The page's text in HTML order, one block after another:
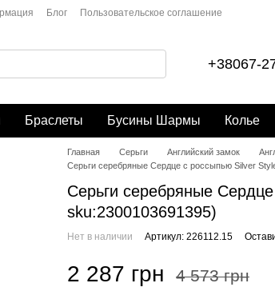
Блог Пользовательское соглашение
+38067-
Браслеты Бусины Шармы Колье
Главная Серьги Английский замок
Серьги серебряные Сердце с россыпью Silver
Серьги серебряные
sku:2300103691395)
Нет в наличии Артикул: 226112.15
2 287 грн 4 573 грн